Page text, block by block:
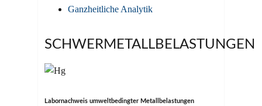
Ganzheitliche Analytik
SCHWERMETALLBELASTUNGEN
Labornachweis umweltbedingter Metallbelastungen